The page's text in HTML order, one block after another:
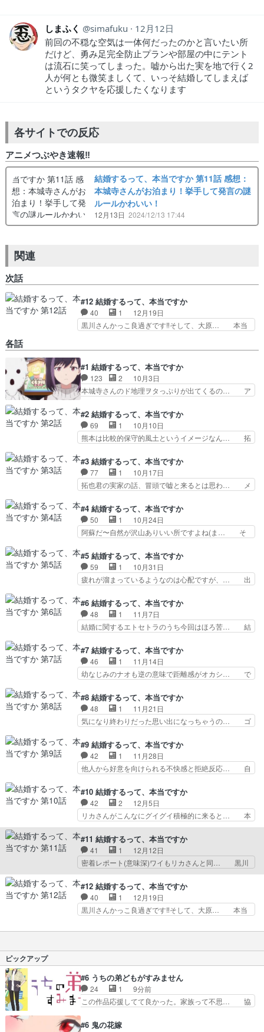
しまふく simafuku
12月12日
前回の不穏な空気は一体何だったのかと言いたい所
だけど、勇み足完全防止プランや部屋の中にテント
は流石に笑ってしまった。嘘から出た実を地で行く2
人が何とも微笑ましくて、いっそ結婚してしまえば
というタクヤを応援したくなります
各サイトでの反応
アニメつぶやき速報‼︎
結婚するって、本当ですか 第11話 感想：
本城寺さんがお泊まり！挙手して発言の謎
ルールかわいい！
12月13日 2024/12/13 17:44
関連
次話
#12 結婚するって、本当ですか
40 1
12月19日
黒川さんかっこ良過ぎです‼︎そして、大原… 本当
だったな。もうちょっと本城寺さ… 「EKIMISE」
は「EKIMAE」にな… ふたりが結婚という選択を
できてよかった。… 偽装結婚という嘘をついて踏
み外してた道を… なんだかんだ幸せだから！今期
観てるアニメ… めっちゃドラマみたいなことして
るじゃん。…
各話
#1 結婚するって、本当ですか
123 2
10月3日
本城寺さんのド地理ヲタっぷりが出てくるの… ア
って言うと仰々しく聞こえるけどこんな… 偽装結
婚から始まる恋愛モノではありますが… 偽装カレ
カノがあるように偽装結婚の話。早… 独身者優先
の海外赴任したくないから偽装結… 何処か似たも
は知ってたけどなるほどこん… 古来からある嘘の
偽の仮のカップルがどうな… ビッグコミック系だ
し痛快爽快というタイプ…
#2 結婚するって、本当ですか
69 1
10月10日
熊本は比較的保守的風土というイメージなん… 拓
着いた感じのはやみんボイスも善き。不… これお
っぱいあたってるよね。。あたってい… 海外赴任
を回避する為に社内で地味な2人が… 話の内容的
に、普段はもう少しドタバタコメ… もうお前ら結
ん登場！？ 結婚するのって… 家族の耳に入る展
開はこの類の話の鉄板とし… 1話で転勤したくな
いから嘘結婚する！で仕…
#3 結婚するって、本当ですか
77 1
10月17日
拓也君の実家の話、冒頭で嘘と来るとは思わ… メ
からやってきたクラウディア王女王女の… 一難去
ってまた一難的な？けど、乗り越えて… 今戸神社
と浅草バッティングセンター。バッ… 急に外国の
要人をアテンドする意味不明な展… 1回行った事
れるほどの展開の多… 父親の壮大な結婚式は廃れ
た風習だと明かさ… 浅草焼きそばの場面が。
DAY」で役所広司…
#4 結婚するって、本当ですか
50 1
10月24日
阿蘇だ〜自然が沢山ありいい所ですよね(ま… そ
かま◎拓也の週末の実家帰りが何故か同… 動物病
院の先生がいちばん印象に残った！殺… 人生を、
分かち合えますか？早見んかわいい… 幼少期時代
の声も充てられるって早見さん凄… 本成寺さんが
崩壊。しかもかなりキテる。… 本城寺さんの子供
時代かわいすぎやろ。偽装… 鍵っ子のヒロイン台
詞・寂しいと言わず周り…
#5 結婚するって、本当ですか
59 1
10月31日
疲れが溜まっているようなのは心配ですが、… 出
中、リカさんの話の中で広島の福山が登場… 「僕
の心のヤバい奴」2期「妻、小学生にな… 本城寺
さんとの仲がどんどん深まっているの… アニメの
中のフィアットパンダ(141)。… 首都圏の高架橋
イオス・ファリン兄妹同じ… 阿蘇ってこんなとこ
ろなのね〜。新しいキャ… 博物館で騒ぐ子供たち
を引きつけた二人、素…
#6 結婚するって、本当ですか
48 1
11月7日
結婚に関するエトセトラのうち今回はほろ苦… 結
回に年間笑えるクソアニメ大賞を授けよ… 正直全
く期待してなかったんですが、めっち… そもそも
１話からシリアスなのかギャグなの… この話自体
なくても本編に影響なかったので… 今期この手の
シチュエーションを見せてい… 大原くん・本成寺
さんに距離ができた中降っ… 「完璧な結婚生活」
という壮大なフラグ。進…
#7 結婚するって、本当ですか
46 1
11月14日
幼なじみのナオも逆の意味で距離感がオカシ… で
さんのモヤモヤした感じわかる。出演者… 今回の
大原くんはかなり大きめのもらい事故… シンプル
に見てて楽しいと思えた、ナオの登… 泥酔から
訥々としたモノローグ、地獄の勘繰… リアル既読
ルーは草。大原くんよく言った… 付き合ってくだ
さいって思わず言っちゃった… 泥酔したリカに尋
問され、ついに白状もとい…
#8 結婚するって、本当ですか
48 1
11月21日
気になり終わりだった思い出になっちゃうの… ゴ
から離れたところにこんなに面白い話が… 権田く
ん、うまいこと行って欲しい～まだワ… めちゃめ
ちゃ熱い展開久々に鳥肌ザワザワし… Aパート何
見せられてんだろう感すごかった… ※リポストの
イン回。しかも主人公2人の… アプリを通じて会
った人と、意気投合してそ… 結婚とは好意だけで
なく互いに抱えてるもの…
#9 結婚するって、本当ですか
42 1
11月28日
他人から好意を向けられる不快感と拒絶反応… 自
できないリカさん可愛すぎるなｗマツコ… 今回も
結婚について起こりうる問題を取り上… 本城寺さ
ん、周りに相談する相手もなく自問… 今回は主人
公女性がうだうだしていて全く話… 始まりは嘘の
心になったり、考えすぎて突… 前回から一転、い
つものパッとしない感じに… 自己肯定感低すぎる
めんどくさい主人公にだ…
#10 結婚するって、本当ですか
42 2
12月5日
リカさんがこんなにグイグイ積極的に来ると… 本
城寺さん「こういう人いるよね」と「さす… 自分
がつまらない人間だと言うことをアピー… (笑)人
の気持ちとりわけ女性の気持ちはそ… 本城寺さん
のプラン中々力技でしたね…笑 … 悩みの種を解
決するべくデートのはずが、あ… 相手を傷つけて
地図オタってのもあるけれ… 自己嫌悪に塗れる本
城寺さんを肯定してしま… 自分でデートに誘って
おいて、途中で「帰れ…
#11 結婚するって、本当ですか
41 1
12月12日
密着レポート(意味深)ワイもリカさんと同… 黒川
から新卒向けの企画を打診され、大原君… 同棲で
見えてくるものは、キスという事故が… 変な同居
で大変だな。発言するとき手あげる… 傷ついたり
面倒なやりとりをするぐらいなら… 挙手制度によ
り言い出しにくさが増して、余… 具体的な同棲生
#12 結婚するって、本当ですか
40 1
12月19日
黒川さんかっこ良過ぎです‼︎そして、大原… 本当
かーーい！！！！！なんやそりゃ〜な… 「妻、小
だったな。もうちょっと本城寺さ… 「EKIMISE」
できてよかった。… 偽装結婚という嘘をついて踏
み外してた道を… なんだかんだ幸せだから！今期
観てるアニメ… めっちゃドラマみたいなことして
るじゃん。…
ピックアップ
#6 うちの弟どもがすみません
24 1
9分前
この作品応援してて良かった。家族って不思… 協
んが外に出られなくなってたのはいじめ… RPG
#6 鬼の花嫁